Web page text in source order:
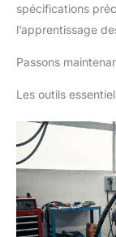
spécifications
l’apprentissage
Passons
Les outils